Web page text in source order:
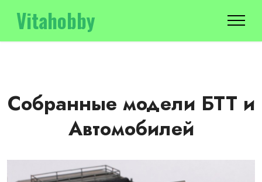
Vitahobby
Собранные модели БТТ и
Автомобилей